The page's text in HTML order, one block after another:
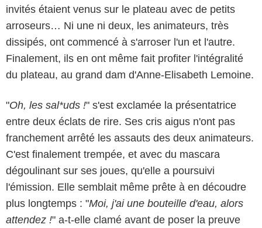
invités étaient venus sur le plateau avec de petits
arroseurs… Ni une ni deux, les animateurs, très
dissipés, ont commencé à s'arroser l'un et l'autre.
Finalement, ils en ont même fait profiter l'intégralité
du plateau, au grand dam d'Anne-Elisabeth Lemoine.
"Oh, les sal*uds !" s'est exclamée la présentatrice
entre deux éclats de rire. Ses cris aigus n'ont pas
franchement arrêté les assauts des deux animateurs.
C'est finalement trempée, et avec du mascara
dégoulinant sur ses joues, qu'elle a poursuivi
l'émission. Elle semblait même prête à en découdre
plus longtemps : "Moi, j'ai une bouteille d'eau, alors
attendez !" a-t-elle clamé avant de poser la preuve